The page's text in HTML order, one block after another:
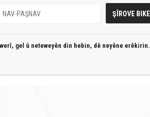
gel û neteweyên din hebin, dê neyêne erêkirin.